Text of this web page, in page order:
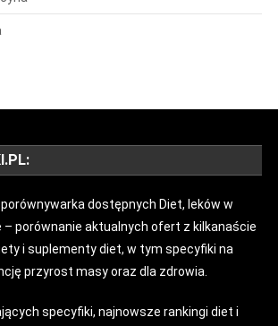
dostępnych Diet, leków w
– porównanie aktualnych ofert z kilkanaście
i suplementy diet, w tym specyfiki na
przyrost masy oraz dla zdrowia.
specyfiki, najnowsze rankingi diet i